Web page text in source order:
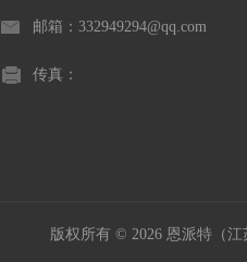
邮箱：332949294@qq.com
传真：
版权所有 © 2026 恩派特（